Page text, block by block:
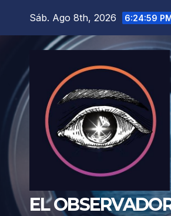
Sáb. Ago 8th, 2026 6:25:01 PM
EL